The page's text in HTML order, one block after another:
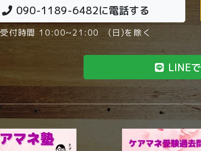
090-1189-6482に電話する
受付時間 10:00~21:00 (日)を除く
LINE